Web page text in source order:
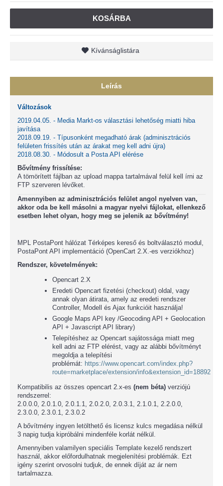
KOSÁRBA
Kívánságlistára
Leírás
Változások
2019.04.05. - Media Markt-os választási lehetőség miatti hiba
javítása
2018.09.19. - Típusonként megadható árak (adminisztrációs
felületen frissítés után az árakat meg kell adni újra)
2018.08.30. - Módosult a Posta API elérése
Bővítmény frissítése:
A tömörített fájlban az upload mappa tartalmával felül kell írni az
FTP szerveren lévőket.
Amennyiben az adminisztrációs felület angol nyelven van,
akkor oda be kell másolni a magyar nyelvi fájlokat, ellenkező
esetben lehet olyan, hogy meg se jelenik az bővítmény!
MPL PostaPont hálózat Térképes kereső és boltválasztó modul,
PostaPont API implementáció (OpenCart 2.X.-es verziókhoz)
Rendszer, követelmények:
Opencart 2.X
Eredeti Opencart fizetési (checkout) oldal, vagy
annak olyan átirata, amely az eredeti rendszer
Controller, Modell és Ajax funkcióit használja!
Google Maps API key /Geocoding API + Geolocation
API + Javascript API library)
Telepítéshez az Opencart sajátossága miatt meg
kell adni az FTP elérést, vagy az alábbi bővítményt
megoldja a telepítési
problémát: https://www.opencart.com/index.php?
route=marketplace/extension/info&extension_id=18892
Kompatibilis az összes opencart 2.x-es (nem béta) verziójú
rendszerrel:
2.0.0.0, 2.0.1.0, 2.0.1.1, 2.0.2.0, 2.0.3.1, 2.1.0.1, 2.2.0.0,
2.3.0.0, 2.3.0.1, 2.3.0.2
A bővítmény ingyen letölthető és licensz kulcs megadása nélkül
3 napig tudja kipróbálni mindenféle korlát nélkül.
Amennyiben valamilyen speciális Template kezelő rendszert
használ, akkor előfordulhatnak megjelenítési problémák. Ezt
igény szerint orvosolni tudjuk, de ennek díját az ár nem
tartalmazza.